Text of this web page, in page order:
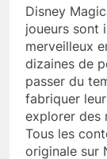
Disney
joueurs sont
merveilleux
dizaines de
passer du
fabriquer
explorer des
Tous les
originale sur